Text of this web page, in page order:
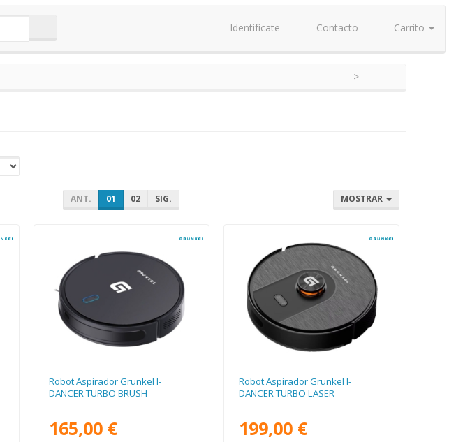
Identifícate Contacto Carrito
ANT. 01 02 SIG. MOSTRAR
Robot Aspirador Grunkel I-
DANCER TURBO BRUSH
165,00 €
Robot Aspirador Grunkel I-
DANCER TURBO LASER
199,00 €